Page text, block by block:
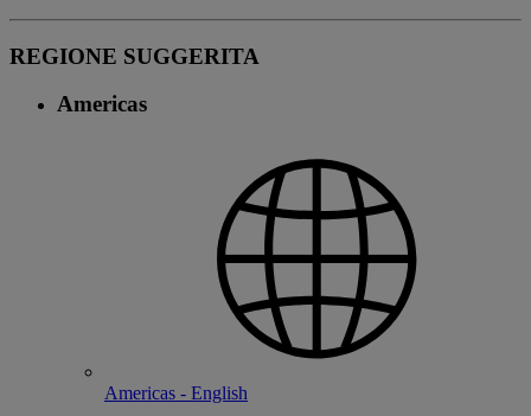
REGIONE SUGGERITA
Americas
Americas - English